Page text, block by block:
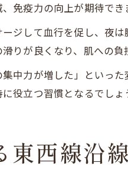
免疫力の向上が期待でき
ジして血行を促し、夜
りが良くなり、肌への負
中力が増した」といっ
役立つ習慣となるでしょ
東西線沿